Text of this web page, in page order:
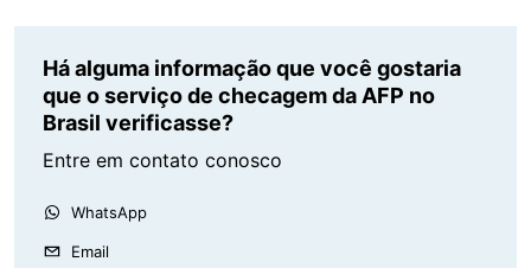
Há alguma informação que você gostaria
que o serviço de checagem da AFP no
Brasil verificasse?
Entre em contato conosco
WhatsApp
Email